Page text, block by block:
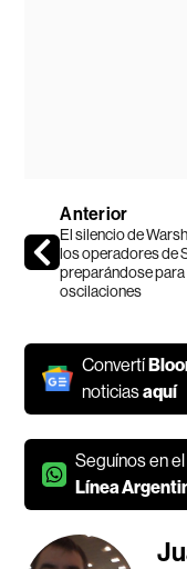
Anterior
El silencio de
los operadores de
preparándose
oscilaciones
Convertí
noticiasaquí
Seguínos en
Línea